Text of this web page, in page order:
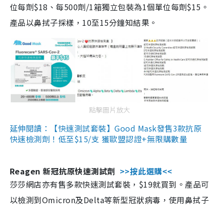
位每劑$18、每500劑/1箱獨立包裝為1個單位每劑$15。
產品以鼻拭子採樣，10至15分鐘知結果。
點擊圖片放大
延伸閱讀：【快速測試套裝】Good Mask發售3款抗原
快速檢測劑！低至$15/支 獲歐盟認證+無限購數量
Reagen 新冠抗原快速測試劑 >>按此選購<<
莎莎網店亦有售多款快速測試套裝，$19就買到。產品可
以檢測到Omicron及Delta等新型冠狀病毒，使用鼻拭子